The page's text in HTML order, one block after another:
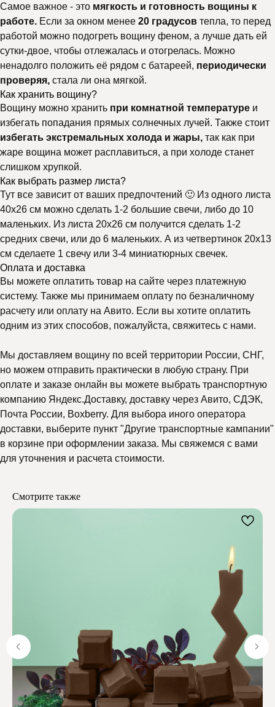
Самое важное - это мягкость и готовность вощины к
работе. Если за окном менее 20 градусов тепла, то перед
работой можно подогреть вощину феном, а лучше дать ей
сутки-двое, чтобы отлежалась и отогрелась. Можно
ненадолго положить её рядом с батареей, периодически
проверяя, стала ли она мягкой.
Как хранить вощину?
Вощину можно хранить при комнатной температуре и
избегать попадания прямых солнечных лучей. Также стоит
избегать экстремальных холода и жары, так как при
жаре вощина может расплавиться, а при холоде станет
слишком хрупкой.
Как выбрать размер листа?
Тут все зависит от ваших предпочтений 🙂 Из одного листа
40х26 см можно сделать 1-2 большие свечи, либо до 10
маленьких. Из листа 20х26 см получится сделать 1-2
средних свечи, или до 6 маленьких. А из четвертинок 20х13
см сделаете 1 свечу или 3-4 миниатюрных свечек.
Оплата и доставка
Вы можете оплатить товар на сайте через платежную
систему. Также мы принимаем оплату по безналичному
расчету или оплату на Авито. Если вы хотите оплатить
одним из этих способов, пожалуйста, свяжитесь с нами.
Мы доставляем вощину по всей территории России, СНГ,
но можем отправить практически в любую страну. При
оплате и заказе онлайн вы можете выбрать транспортную
компанию Яндекс.Доставку, доставку через Авито, СДЭК,
Почта России, Boxberry. Для выбора иного оператора
доставки, выберите пункт "Другие транспортные кампании"
в корзине при оформлении заказа. Мы свяжемся с вами
для уточнения и расчета стоимости.
Смотрите также
Почему выбирают
Мелипонини